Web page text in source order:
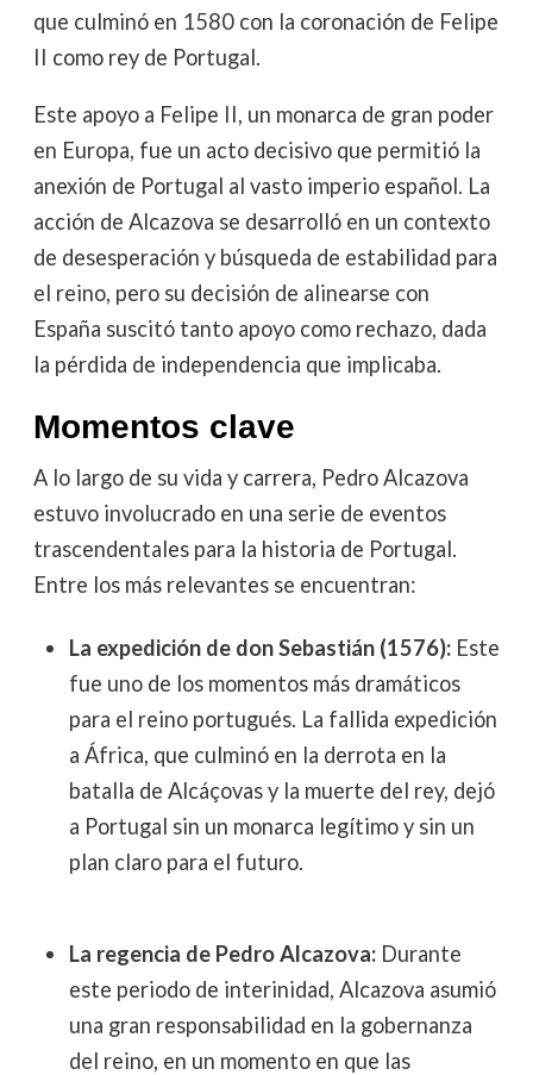
que culminó en 1580 con la coronación de Felipe
II como rey de Portugal.
Este apoyo a Felipe II, un monarca de gran poder
en Europa, fue un acto decisivo que permitió la
anexión de Portugal al vasto imperio español. La
acción de Alcazova se desarrolló en un contexto
de desesperación y búsqueda de estabilidad para
el reino, pero su decisión de alinearse con
España suscitó tanto apoyo como rechazo, dada
la pérdida de independencia que implicaba.
Momentos clave
A lo largo de su vida y carrera, Pedro Alcazova
estuvo involucrado en una serie de eventos
trascendentales para la historia de Portugal.
Entre los más relevantes se encuentran:
La expedición de don Sebastián (1576):Este
fue uno de los momentos más dramáticos
para el reino portugués. La fallida expedición
a África, que culminó en la derrota en la
batalla de Alcáçovas y la muerte del rey, dejó
a Portugal sin un monarca legítimo y sin un
plan claro para el futuro.
La regencia de Pedro Alcazova:Durante
este periodo de interinidad, Alcazova asumió
una gran responsabilidad en la gobernanza
del reino, en un momento en que las